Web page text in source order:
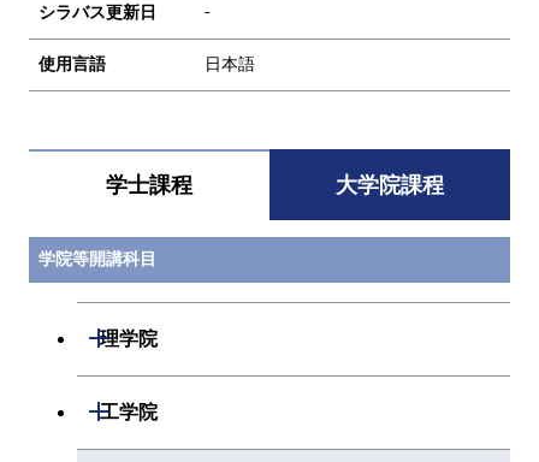
シラバス更新日 -
使用言語 日本語
学士課程 大学院課程
学院等開講科目
理学院
開閉
工学院
開閉